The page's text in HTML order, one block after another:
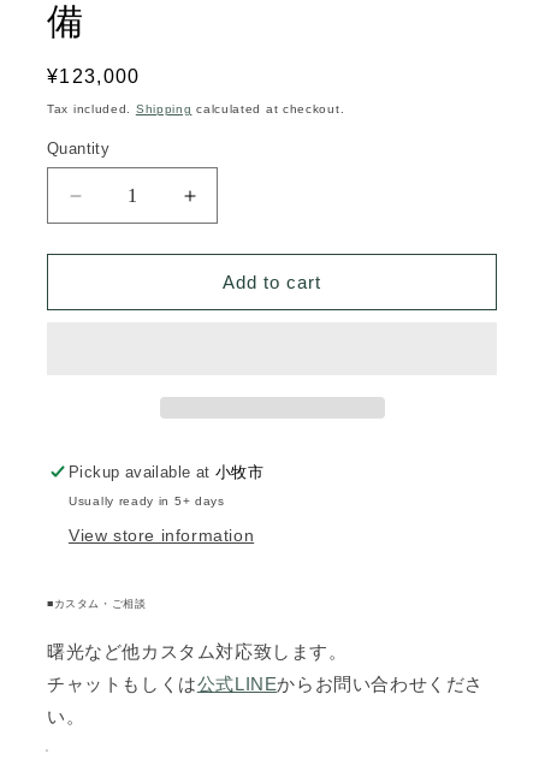
備
Regular
price
¥123,000
Tax included. Shipping calculated at checkout.
Quantity
Decrease
quantity
for
1α6mm
準
装
備
Increase
quantity
for
1α6mm
刺
ISG
準
装
備
Add to cart
Pickup available at小牧市
Usually ready in 5+ days
View store information
■カスタム・ご相談
曙光など他カスタム対応致します。
チャットもしくは公式LINEからお問い合わせくださ
い。